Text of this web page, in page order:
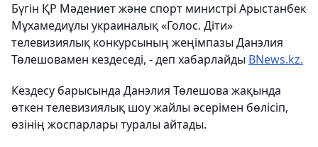
Бүгін ҚР Мәдениет және спорт министрі Арыстанбек
Мұхамедиұлы украиналық «Голос. Діти»
телевизиялық конкурсының жеңімпазы Данэлия
Төлешовамен кездеседі, - деп хабарлайды BNews.kz.
Кездесу барысында Данэлия Төлешова жақында
өткен телевизиялық шоу жайлы әсерімен бөлісіп,
өзінің жоспарлары туралы айтады.